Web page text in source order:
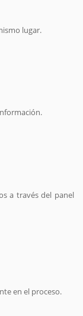
lugar.
a través del panel
en el proceso.